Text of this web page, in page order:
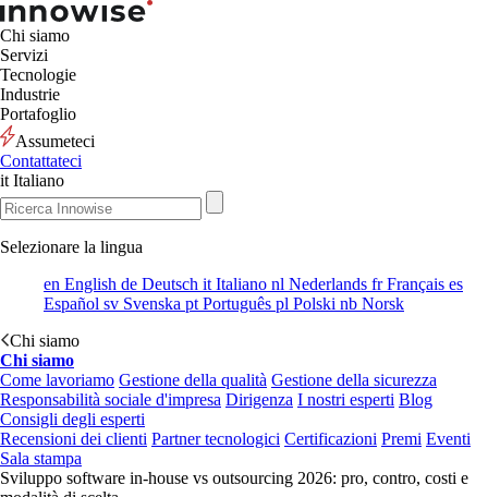
Chi siamo
Servizi
Tecnologie
Industrie
Portafoglio
Assumeteci
Contattateci
it Italiano
Selezionare la lingua
en English de Deutsch it Italiano nl Nederlands frFrançais es
Español sv Svenska pt Português pl Polski nb Norsk
Chi siamo
Chi siamo
Come lavoriamo Gestione della qualità Gestione della sicurezza
Responsabilità sociale d'impresa Dirigenza I nostri esperti Blog
Consigli degli esperti
Recensioni dei clienti Partner tecnologici Certificazioni Premi Eventi
Sala stampa
Sviluppo software in-house vs outsourcing 2026: pro, contro, costi e